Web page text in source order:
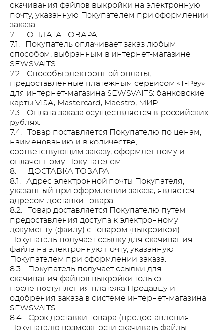
скачивания файлов выкройки на электронную
почту, указанную Покупателем при оформлении
заказа.
7. ОПЛАТА ТОВАРА
7.1. Покупатель оплачивает заказ любым
способом, выбранным в интернет-магазине
SEWSVAITS.
7.2. Способы электронной оплаты,
предоставленные платежным сервисом «T-Pay»
для интернет-магазина SEWSVAITS: банковские
карты VISA, Mastercard, Maestro, МИР
7.3. Оплата заказа осуществляется в российских
рублях.
7.4. Товар поставляется Покупателю по ценам,
наименованию и в количестве,
соответствующим заказу, оформленному и
оплаченному Покупателем.
8. ДОСТАВКА ТОВАРА
8.1. Адрес электронной почты Покупателя,
указанный при оформлении заказа, является
адресом доставки Товара.
8.2. Товар доставляется Покупателю путем
предоставления доступа к электронному
документу (файлу) с Товаром (выкройкой).
Покупатель получает ссылку для скачивания
файла на электронную почту, указанную
Покупателем при оформлении заказа.
8.3. Покупатель получает ссылки для
скачивания файлов выкройки только
после поступления платежа Продавцу и
одобрения заказа в системе интернет-магазина
SEWSVAITS.
8.4. Срок доставки Товара (предоставления
Покупателю возможности скачивать файлы